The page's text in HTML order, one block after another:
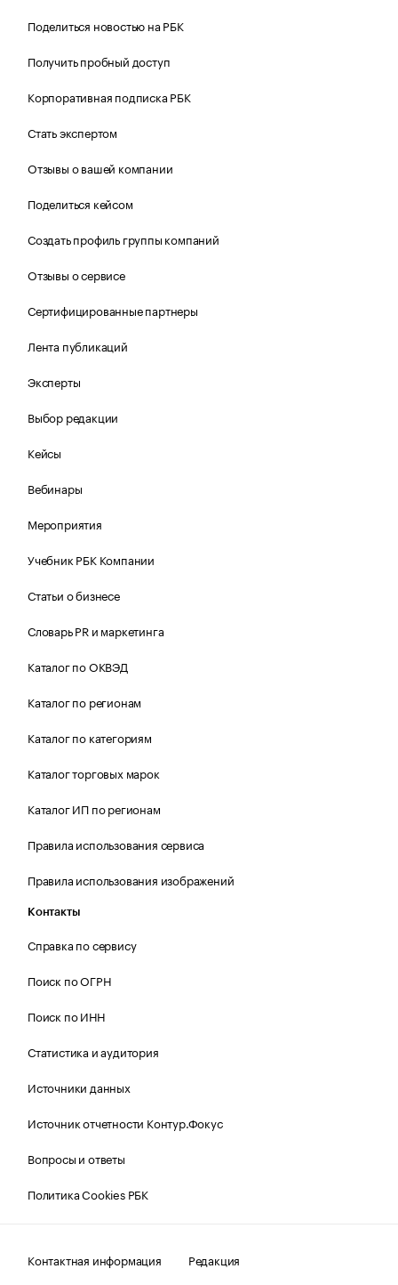
Поделиться новостью на РБК
Получить пробный доступ
Корпоративная подписка РБК
Стать экспертом
Отзывы о вашей компании
Поделиться кейсом
Создать профиль группы компаний
Отзывы о сервисе
Сертифицированные партнеры
Лента публикаций
Эксперты
Выбор редакции
Кейсы
Вебинары
Мероприятия
Учебник РБК Компании
Статьи о бизнесе
Словарь PR и маркетинга
Каталог по ОКВЭД
Каталог по регионам
Каталог по категориям
Каталог торговых марок
Каталог ИП по регионам
Правила использования сервиса
Правила использования изображений
Контакты
Справка по сервису
Поиск по ОГРН
Поиск по ИНН
Статистика и аудитория
Источники данных
Источник отчетности Контур.Фокус
Вопросы и ответы
Политика Cookies РБК
Контактная информация Редакция